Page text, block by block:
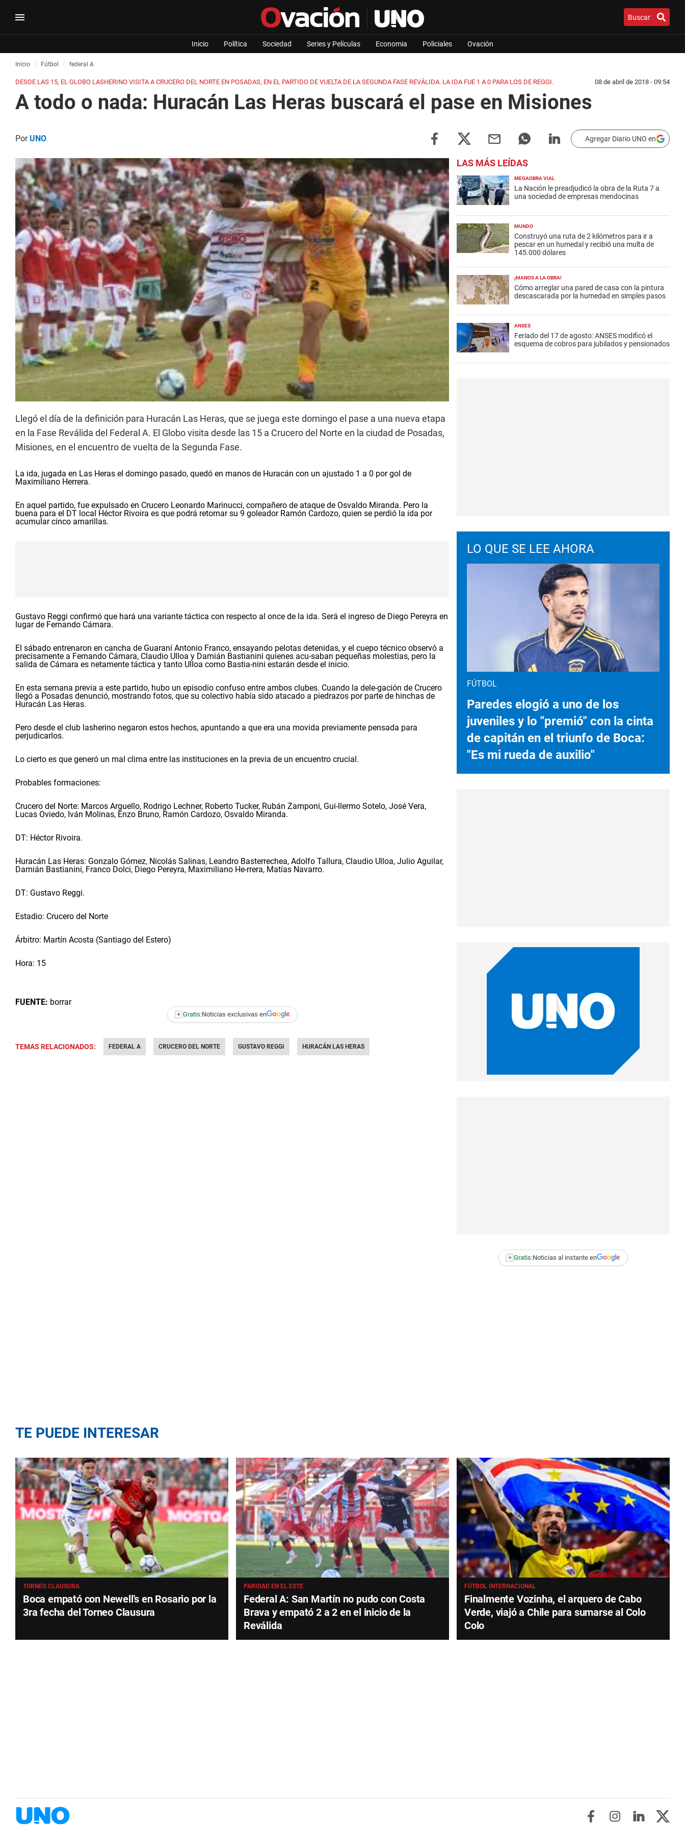
Buscar
Inicio Política Sociedad Series y Películas Economia Policiales Ovación
Inicio Fútbol federal A
DESDE LAS 15, EL GLOBO LASHERINO VISITA A CRUCERO DEL NORTE EN POSADAS, EN EL PARTIDO DE VUELTA DE LA SEGUNDA FASE REVÁLIDA. LA IDA FUE 1 A 0 PARA LOS DE REGGI. 08 de abril de 2018 - 09:54
A todo o nada: Huracán Las Heras buscará el pase en Misiones
PorUNO Agregar Diario UNO en
Llegó el día de la definición para Huracán Las Heras, que se juega este domingo el pase a una nueva etapa
en la Fase Reválida del Federal A. El Globo visita desde las 15 a Crucero del Norte en la ciudad de Posadas,
Misiones, en el encuentro de vuelta de la Segunda Fase.
La ida, jugada en Las Heras el domingo pasado, quedó en manos de Huracán con un ajustado 1 a 0 por gol de
Maximiliano Herrera.
En aquel partido, fue expulsado en Crucero Leonardo Marinucci, compañero de ataque de Osvaldo Miranda. Pero la
buena para el DT local Héctor Rivoira es que podrá retornar su 9 goleador Ramón Cardozo, quien se perdió la ida por
acumular cinco amarillas.
Gustavo Reggi confirmó que hará una variante táctica con respecto al once de la ida. Será el ingreso de Diego Pereyra en
lugar de Fernando Cámara.
El sábado entrenaron en cancha de Guaraní Antonio Franco, ensayando pelotas detenidas, y el cuepo técnico observó a
precisamente a Fernando Cámara, Claudio Ulloa y Damián Bastianini quienes acu-saban pequeñas molestias, pero la
salida de Cámara es netamente táctica y tanto Ulloa como Bastia-nini estarán desde el inicio.
En esta semana previa a este partido, hubo un episodio confuso entre ambos clubes. Cuando la dele-gación de Crucero
llegó a Posadas denunció, mostrando fotos, que su colectivo había sido atacado a piedrazos por parte de hinchas de
Huracán Las Heras.
Pero desde el club lasherino negaron estos hechos, apuntando a que era una movida previamente pensada para
perjudicarlos.
Lo cierto es que generó un mal clima entre las instituciones en la previa de un encuentro crucial.
Probables formaciones:
Crucero del Norte: Marcos Arguello, Rodrigo Lechner, Roberto Tucker, Rubán Zamponi, Gui-llermo Sotelo, José Vera,
Lucas Oviedo, Iván Molinas, Enzo Bruno, Ramón Cardozo, Osvaldo Miranda.
DT: Héctor Rivoira.
Huracán Las Heras: Gonzalo Gómez, Nicolás Salinas, Leandro Basterrechea, Adolfo Tallura, Claudio Ulloa, Julio Aguilar,
Damián Bastianini, Franco Dolci, Diego Pereyra, Maximiliano He-rrera, Matías Navarro.
DT: Gustavo Reggi.
Estadio: Crucero del Norte
Árbitro: Martín Acosta (Santiago del Estero)
Hora: 15
FUENTE: borrar
+ Gratis:Noticias exclusivas en
TEMAS RELACIONADOS: FEDERAL A CRUCERO DEL NORTE GUSTAVO REGGI HURACÁN LAS HERAS
LAS MÁS LEÍDAS
MEGAOBRA VIAL
La Nación le preadjudicó la obra de la Ruta 7 a
una sociedad de empresas mendocinas
MUNDO
Construyó una ruta de 2 kilómetros para ir a
pescar en un humedal y recibió una multa de
145.000 dólares
¡MANOS A LA OBRA!
Cómo arreglar una pared de casa con la pintura
descascarada por la humedad en simples pasos
ANSES
Feriado del 17 de agosto: ANSES modificó el
esquema de cobros para jubilados y pensionados
LO QUE SE LEE AHORA
FÚTBOL
Paredes elogió a uno de los
juveniles y lo "premió" con la cinta
de capitán en el triunfo de Boca:
"Es mi rueda de auxilio"
+ Gratis:Noticias al instante en
TE PUEDE INTERESAR
TORNEO CLAUSURA
Boca empató con Newell's en Rosario por la
3ra fecha del Torneo Clausura
PARIDAD EN EL ESTE
Federal A: San Martín no pudo con Costa
Brava y empató 2 a 2 en el inicio de la
Reválida
FÚTBOL INTERNACIONAL
Finalmente Vozinha, el arquero de Cabo
Verde, viajó a Chile para sumarse al Colo
Colo